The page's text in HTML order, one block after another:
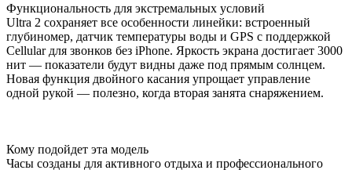
Функциональность для экстремальных условий
Ultra 2 сохраняет все особенности линейки: встроенный
глубиномер, датчик температуры воды и GPS с поддержкой
Cellular для звонков без iPhone. Яркость экрана достигает 3000
нит — показатели будут видны даже под прямым солнцем.
Новая функция двойного касания упрощает управление
одной рукой — полезно, когда вторая занята снаряжением.
Кому подойдет эта модель
Часы созданы для активного отдыха и профессионального